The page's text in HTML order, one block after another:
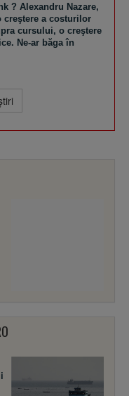
? Alexandru Nazare,
a costurilor
cursului, o creştere
Ne-ar băga în